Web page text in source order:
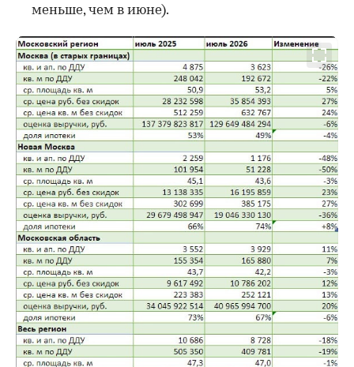
меньше, чем в июне).